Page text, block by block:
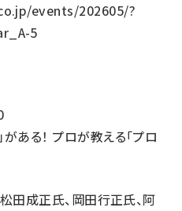
events/202605/?
5
ある！ プロが教える「プロ
成正氏、岡田行正氏、阿